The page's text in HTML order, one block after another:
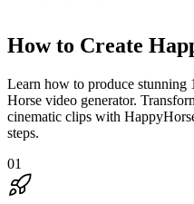
How to Create
Learn how to produce
Horse video generator.
cinematic clips with
steps.
01